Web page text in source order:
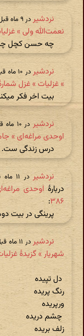
نردشیردر ‫۹ ماه قبل، دوشنبه ۱۲ آبان ۱۴۰۴، ساعت ۱۰:۵۳
نعمت‌الله ولی »
چه حسن کچل
نردشیر در ‫۱۰ ماه قبل، شنبه ۱۹ مهر ۱۴۰۴، ساعت ۱۱:۳۱
» غزلیات » غزل شمارهٔ
بیت اخر فکر
نردشیر در ‫۱۰ ماه قبل، چهارشنبه ۹ مهر ۱۴۰۴، ساعت ۰۰:۰۸
اوحدی مراغه‌ای » جام جم » بخش
درس زندگی ست.
نردشیر در ‫۱۱ ماه قبل، چهارشنبه ۱۹ شهریور ۱۴۰۴، ساعت ۰۱:۴۵
دربارهٔاوحدی
۳۸۶:
پرینگی در بیت
نردشیر در ‫۱۱ ماه قبل، دوشنبه ۱۷ شهریور ۱۴۰۴، ساعت ۱۴:۲۷
شهریار » گزیدهٔ غزلیات »
دل تپیده
رنگ پریده
ورپریده
چشم دریده
زلف بریده